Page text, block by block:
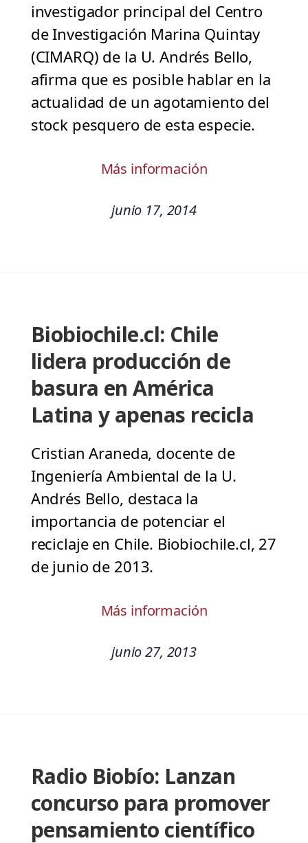
investigador principal del Centro
de Investigación Marina Quintay
(CIMARQ) de la U. Andrés Bello,
afirma que es posible hablar en la
actualidad de un agotamiento del
stock pesquero de esta especie.
Más información
junio 17, 2014
Biobiochile.cl: Chile
lidera producción de
basura en América
Latina y apenas recicla
Cristian Araneda, docente de
Ingeniería Ambiental de la U.
Andrés Bello, destaca la
importancia de potenciar el
reciclaje en Chile. Biobiochile.cl, 27
de junio de 2013.
Más información
junio 27, 2013
Radio Biobío: Lanzan
concurso para promover
pensamiento científico